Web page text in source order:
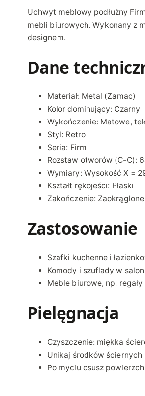
Uchwyt meblowy podłużny
mebli biurowych. Wykonany z
designem.
Dane
Materiał: Metal (Zamac)
Kolor dominujący: Czarny
Wykończenie: Matowe,
Styl: Retro
Seria: Firm
Rozstaw otworów (C-C):
Wymiary: Wysokość X =
Kształt rękojeści: Płaski
Zakończenie:
Zastosowanie
Szafki kuchenne i
Komody i szuflady w
Meble biurowe, np.
Pielęgnacja
Czyszczenie: miękka
Unikaj środków
Po myciu osusz